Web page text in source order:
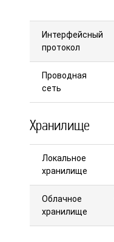
Интерфейсный
протокол
Проводная
сеть
Хранилище
Локальное
хранилище
Облачное
хранилище